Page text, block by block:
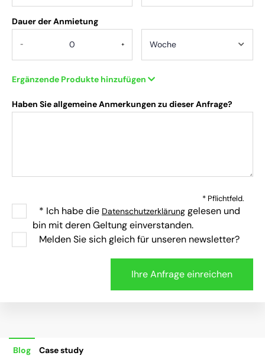
Dauer der Anmietung
- +
Ergänzende Produkte hinzufügen
Haben Sie allgemeine Anmerkungen zu dieser Anfrage?
* Pflichtfeld.
* Ich habe die Datenschutzerklärung gelesen und
bin mit deren Geltung einverstanden.
Melden Sie sich gleich für unseren newsletter?
Blog Case study